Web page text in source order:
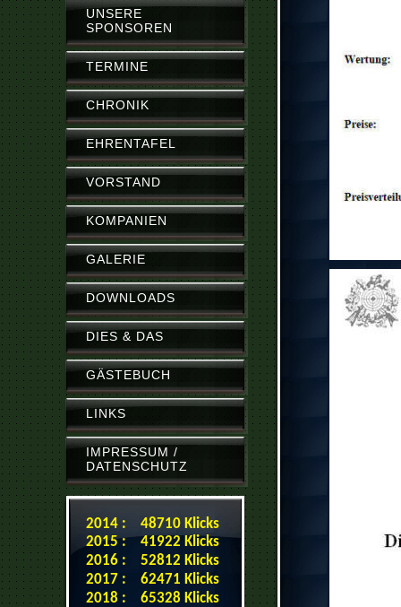
UNSERE
SPONSOREN
TERMINE
CHRONIK
EHRENTAFEL
VORSTAND
KOMPANIEN
GALERIE
DOWNLOADS
DIES & DAS
GÄSTEBUCH
LINKS
IMPRESSUM /
DATENSCHUTZ
2014 : 48710 Klicks
2015 : 41922 Klicks
2016 : 52812 Klicks
2017 : 62471 Klicks
2018 : 65328 Klicks